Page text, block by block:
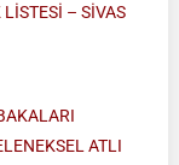
– SİVAS
ATLI